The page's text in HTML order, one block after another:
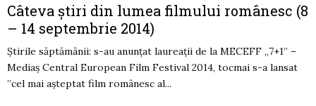
Câteva știri din lumea filmului românesc (8
– 14 septembrie 2014)
Știrile săptămânii: s-au anunțat laureații de la MECEFF „7+1” –
Mediaş Central European Film Festival 2014, tocmai s-a lansat
”cel mai așteptat film românesc al...